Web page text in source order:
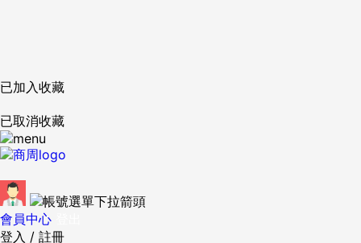
已加入收藏
已取消收藏
會員中心
登入 / 註冊